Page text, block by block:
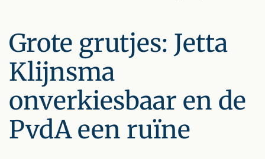
Grote grutjes: Jetta
Klijnsma
onverkiesbaar en de
PvdA een ruïne